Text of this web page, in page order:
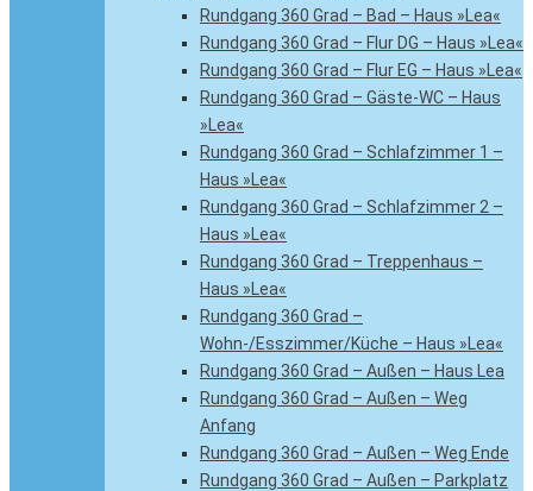
Rundgang 360 Grad – Bad – Haus »Lea«
Rundgang 360 Grad – Flur DG – Haus »Lea«
Rundgang 360 Grad – Flur EG – Haus »Lea«
Rundgang 360 Grad – Gäste-WC – Haus
»Lea«
Rundgang 360 Grad – Schlafzimmer 1 –
Haus »Lea«
Rundgang 360 Grad – Schlafzimmer 2 –
Haus »Lea«
Rundgang 360 Grad – Treppenhaus –
Haus »Lea«
Rundgang 360 Grad –
Wohn-/Esszimmer/Küche – Haus »Lea«
Rundgang 360 Grad – Außen – Haus Lea
Rundgang 360 Grad – Außen – Weg
Anfang
Rundgang 360 Grad – Außen – Weg Ende
Rundgang 360 Grad – Außen – Parkplatz